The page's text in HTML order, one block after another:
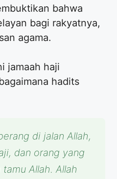
bahwa
bagi rakyatnya,
agama.
jamaah haji
hadits
di jalan Allah,
dan orang yang
Allah. Allah